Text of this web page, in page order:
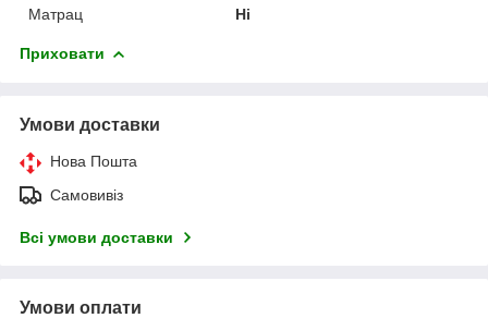
Матрац Ні
Приховати
Умови доставки
Нова Пошта
Самовивіз
Всі умови доставки
Умови оплати